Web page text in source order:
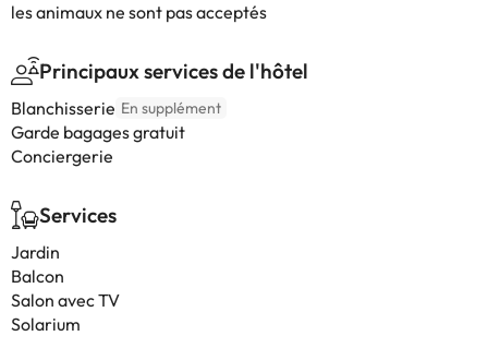
les animaux ne sont pas acceptés
Principaux services de l'hôtel
Blanchisserie En supplément
Garde bagages gratuit
Conciergerie
Services
Jardin
Balcon
Salon avec TV
Solarium